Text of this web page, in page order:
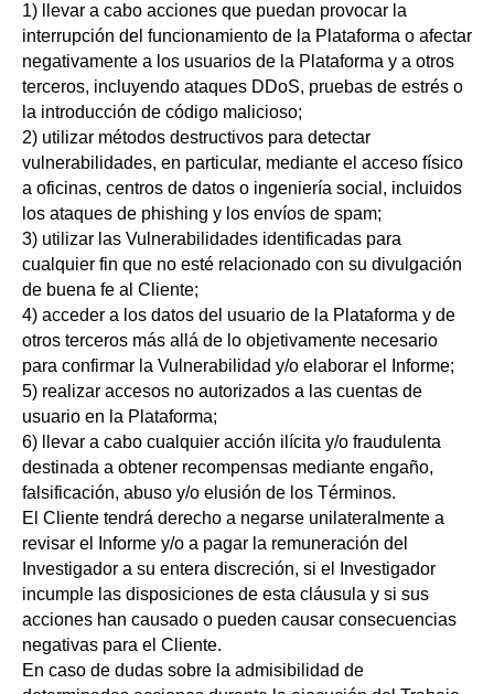
1) llevar a cabo acciones que puedan provocar la
interrupción del funcionamiento de la Plataforma o afectar
negativamente a los usuarios de la Plataforma y a otros
terceros, incluyendo ataques DDoS, pruebas de estrés o
la introducción de código malicioso;
2) utilizar métodos destructivos para detectar
vulnerabilidades, en particular, mediante el acceso físico
a oficinas, centros de datos o ingeniería social, incluidos
los ataques de phishing y los envíos de spam;
3) utilizar las Vulnerabilidades identificadas para
cualquier fin que no esté relacionado con su divulgación
de buena fe al Cliente;
4) acceder a los datos del usuario de la Plataforma y de
otros terceros más allá de lo objetivamente necesario
para confirmar la Vulnerabilidad y/o elaborar el Informe;
5) realizar accesos no autorizados a las cuentas de
usuario en la Plataforma;
6) llevar a cabo cualquier acción ilícita y/o fraudulenta
destinada a obtener recompensas mediante engaño,
falsificación, abuso y/o elusión de los Términos.
El Cliente tendrá derecho a negarse unilateralmente a
revisar el Informe y/o a pagar la remuneración del
Investigador a su entera discreción, si el Investigador
incumple las disposiciones de esta cláusula y si sus
acciones han causado o pueden causar consecuencias
negativas para el Cliente.
En caso de dudas sobre la admisibilidad de